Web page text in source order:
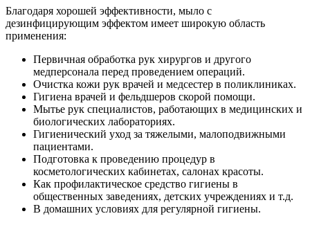
Благодаря хорошей эффективности, мыло с
дезинфицирующим эффектом имеет широкую область
применения:
Первичная обработка рук хирургов и другого
медперсонала перед проведением операций.
Очистка кожи рук врачей и медсестер в поликлиниках.
Гигиена врачей и фельдшеров скорой помощи.
Мытье рук специалистов, работающих в медицинских и
биологических лабораториях.
Гигиенический уход за тяжелыми, малоподвижными
пациентами.
Подготовка к проведению процедур в
косметологических кабинетах, салонах красоты.
Как профилактическое средство гигиены в
общественных заведениях, детских учреждениях и т.д.
В домашних условиях для регулярной гигиены.